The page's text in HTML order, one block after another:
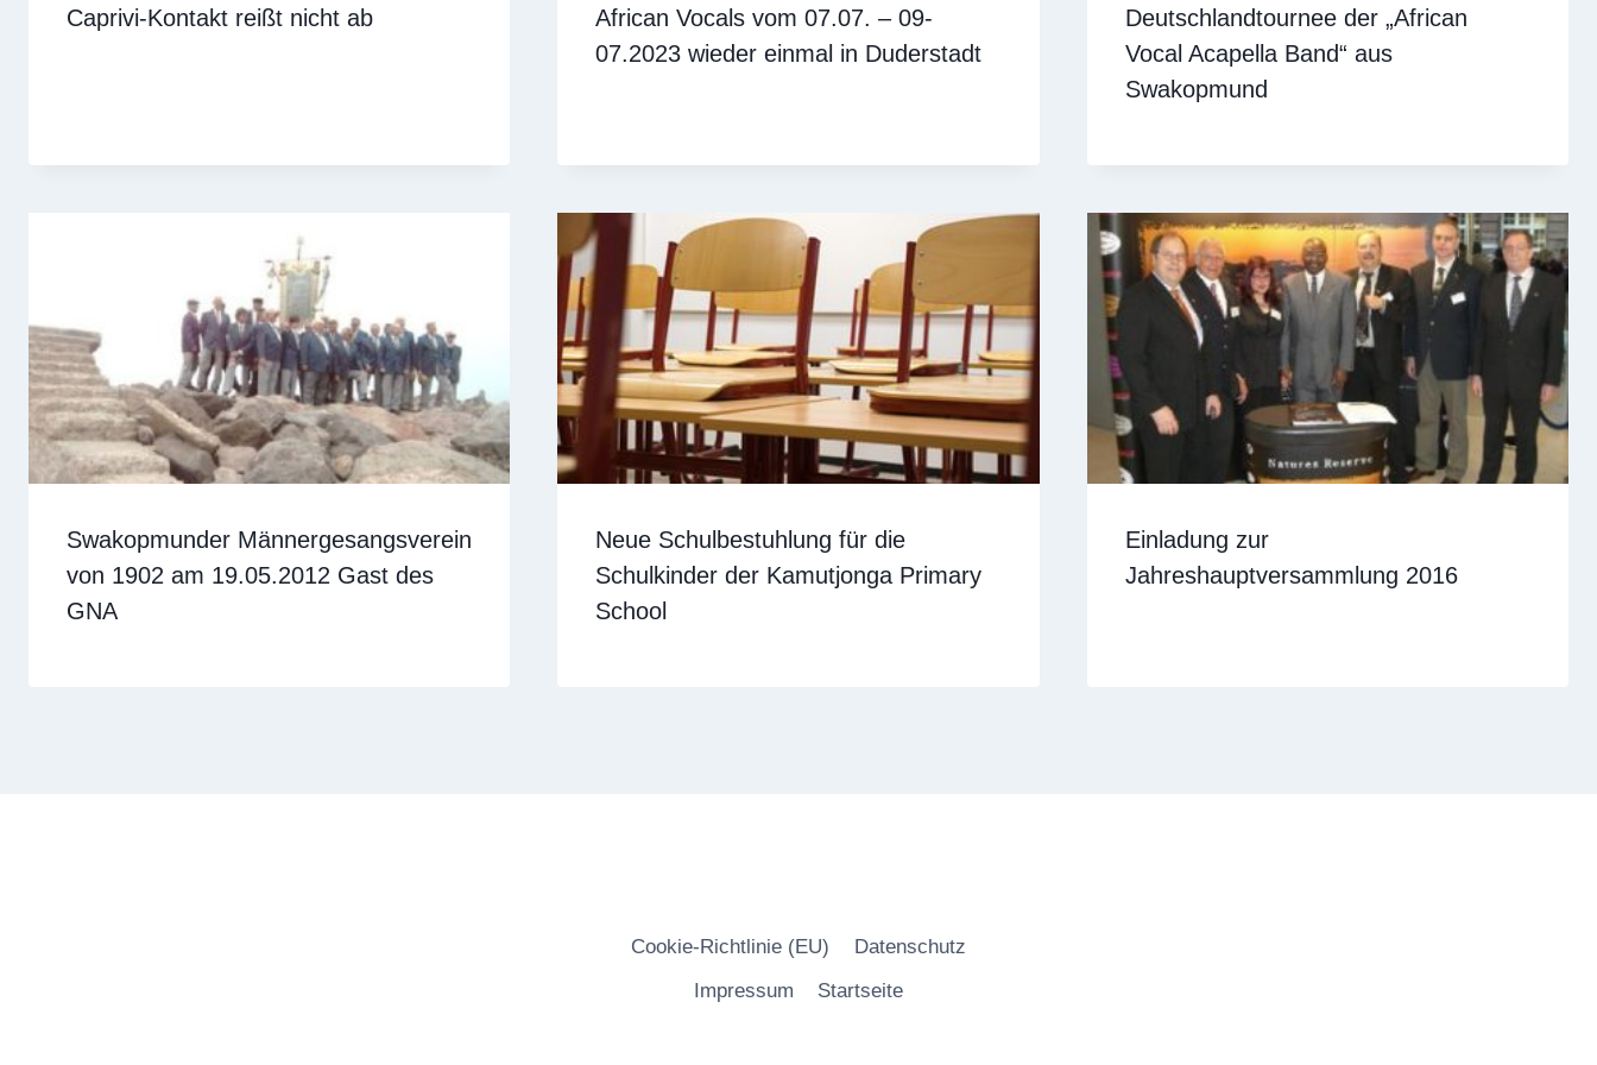
Caprivi-Kontakt reißt nicht ab
African Vocals vom 07.07. – 09-
07.2023 wieder einmal in Duderstadt
Deutschlandtournee der „African
Vocal Acapella Band“ aus
Swakopmund
Swakopmunder Männergesangsverein
von 1902 am 19.05.2012 Gast des
GNA
Neue Schulbestuhlung für die
Schulkinder der Kamutjonga Primary
School
Einladung zur
Jahreshauptversammlung 2016
Cookie-Richtlinie (EU)
Datenschutz
Impressum
Startseite